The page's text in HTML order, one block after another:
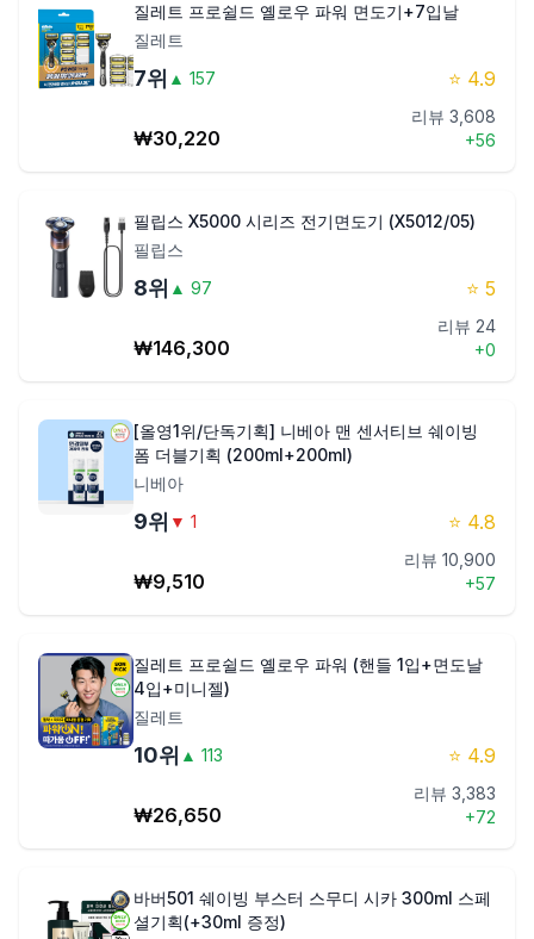
질레트 프로쉴드 옐로우 파워 면도기+7입날
질레트
7위 ▲ 157 ⭐ 4.9
₩30,220
리뷰 3,608
+56
필립스 X5000 시리즈 전기면도기 (X5012/05)
필립스
8위 ▲ 97 ⭐ 5
₩146,300
리뷰 24
+0
[올영1위/단독기획] 니베아 맨 센서티브 쉐이빙
폼 더블기획 (200ml+200ml)
니베아
9위 ▼ 1 ⭐ 4.8
₩9,510
리뷰 10,900
+57
질레트 프로쉴드 옐로우 파워 (핸들 1입+면도날
4입+미니젤)
질레트
10위 ▲ 113 ⭐ 4.9
₩26,650
리뷰 3,383
+72
바버501 쉐이빙 부스터 스무디 시카 300ml 스페
셜기획(+30ml 증정)